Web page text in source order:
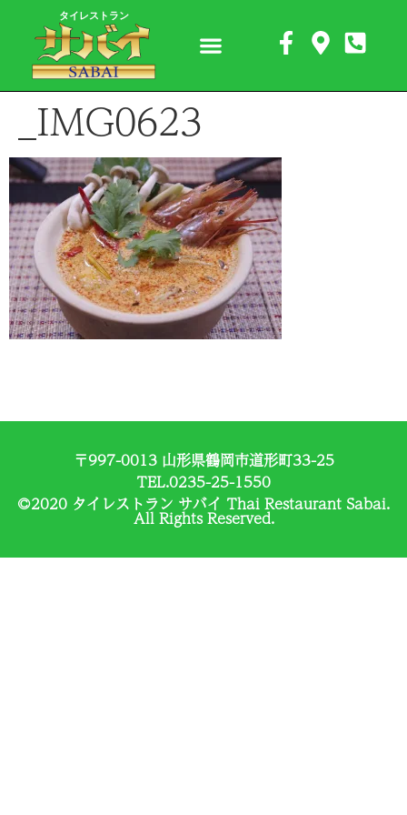
タイレストラン
_IMG0623
〒997-0013 山形県鶴岡市道形町33-25
TEL.0235-25-1550
©2020 タイレストラン サバイ Thai Restaurant Sabai.
All Rights Reserved.